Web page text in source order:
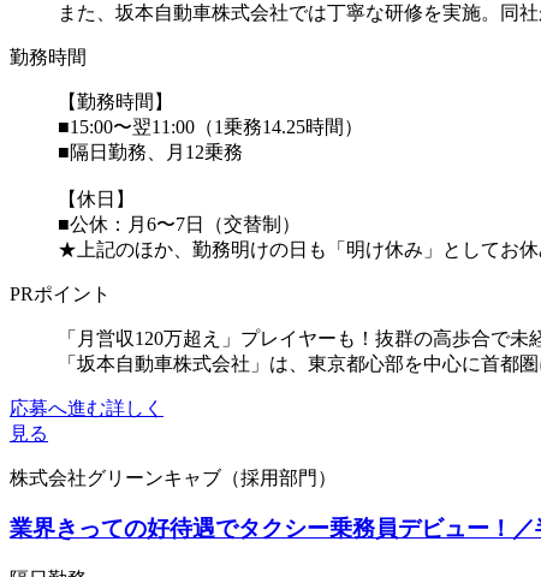
また、坂本自動車株式会社では丁寧な研修を実施。同社
勤務時間
【勤務時間】
■15:00〜翌11:00（1乗務14.25時間）
■隔日勤務、月12乗務
【休日】
■公休：月6〜7日（交替制）
★上記のほか、勤務明けの日も「明け休み」としてお
PRポイント
「月営収120万超え」プレイヤーも！抜群の高歩合で
「坂本自動車株式会社」は、東京都心部を中心に首都
応募へ進む詳しく
見る
株式会社グリーンキャブ（採用部門）
業界きっての好待遇でタクシー乗務員デビュー！